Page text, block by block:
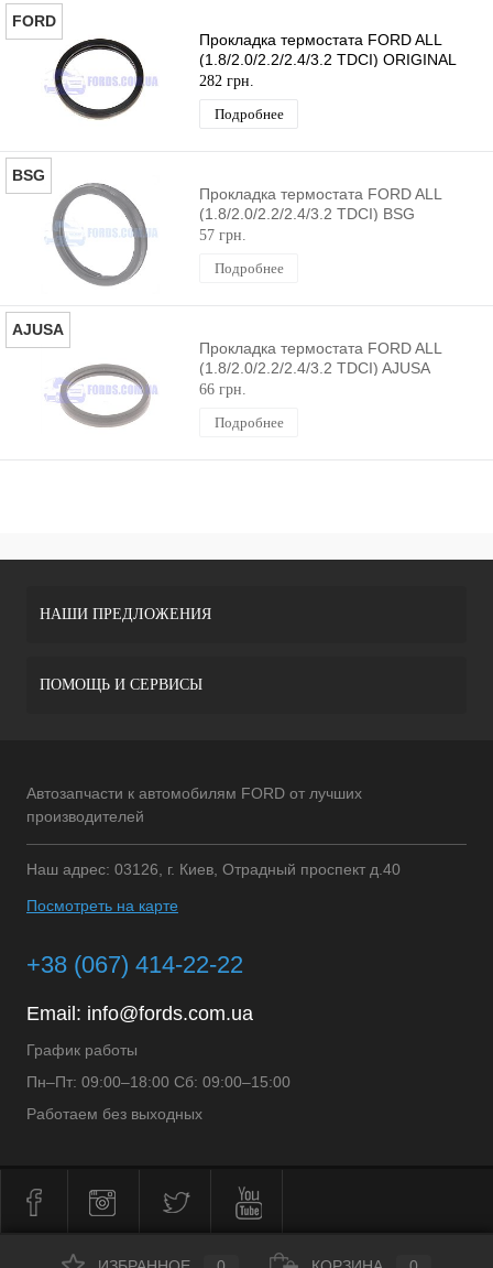
FORD
Прокладка термостата FORD ALL
(1.8/2.0/2.2/2.4/3.2 TDCI) ORIGINAL
282 грн.
Подробнее
BSG
Прокладка термостата FORD ALL
(1.8/2.0/2.2/2.4/3.2 TDCI) BSG
57 грн.
Подробнее
AJUSA
Прокладка термостата FORD ALL
(1.8/2.0/2.2/2.4/3.2 TDCI) AJUSA
66 грн.
Подробнее
НАШИ ПРЕДЛОЖЕНИЯ
ПОМОЩЬ И СЕРВИСЫ
Автозапчасти к автомобилям FORD от лучших
производителей
Наш адрес: 03126, г. Киев, Отрадный проспект д.40
Посмотреть на карте
+38 (067) 414-22-22
Email: info@fords.com.ua
График работы
Пн–Пт: 09:00–18:00 Сб: 09:00–15:00
Работаем без выходных